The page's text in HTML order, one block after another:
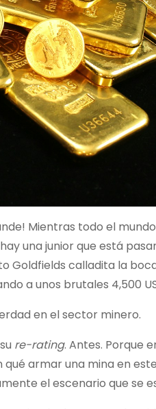
Mientras todo el
una junior que está
Goldfields calladita la
a unos brutales 4,500
en el sector minero.
re-rating. Antes. Porque
armar una mina en
el escenario que se